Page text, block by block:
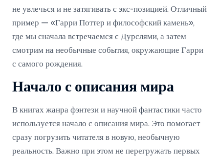
не увлечься и не затягивать с экс-позицией. Отличный
пример — «Гарри Поттер и философский камень»,
где мы сначала встречаемся с Дурслями, а затем
смотрим на необычные события, окружающие Гарри
с самого рождения.
Начало с описания мира
В книгах жанра фэнтези и научной фантастики часто
используется начало с описания мира. Это помогает
сразу погрузить читателя в новую, необычную
реальность. Важно при этом не перегружать первых